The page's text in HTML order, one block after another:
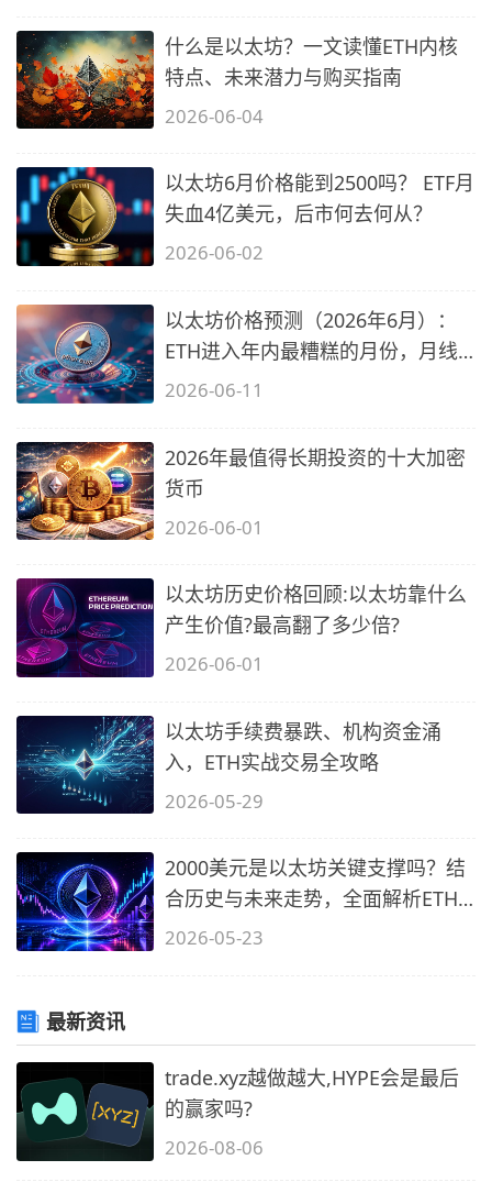
什么是以太坊？一文读懂ETH内核
特点、未来潜力与购买指南
2026-06-04
以太坊6月价格能到2500吗？ ETF月
失血4亿美元，后市何去何从？
2026-06-02
以太坊价格预测（2026年6月）：
ETH进入年内最糟糕的月份，月线
低点1750
2026-06-11
2026年最值得长期投资的十大加密
货币
2026-06-01
以太坊历史价格回顾:以太坊靠什么
产生价值?最高翻了多少倍?
2026-06-01
以太坊手续费暴跌、机构资金涌
入，ETH实战交易全攻略
2026-05-29
2000美元是以太坊关键支撑吗？结
合历史与未来走势，全面解析ETH
底线
2026-05-23
最新资讯
trade.xyz越做越大,HYPE会是最后
的赢家吗?
2026-08-06